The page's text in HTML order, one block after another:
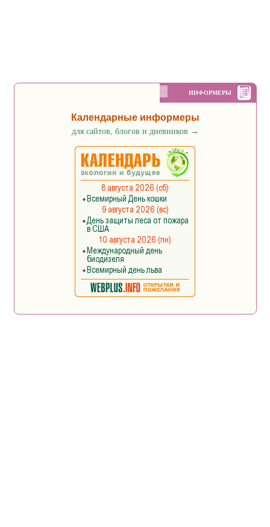
ИНФОРМЕРЫ
Календарные информеры
для сайтов, блогов и дневников →